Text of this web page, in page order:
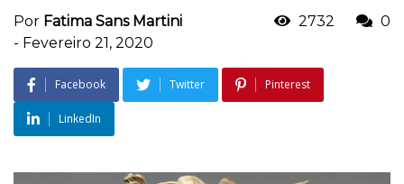
Por Fatima Sans Martini
- Fevereiro 21, 2020
2732 0
Facebook Twitter Pinterest
LinkedIn